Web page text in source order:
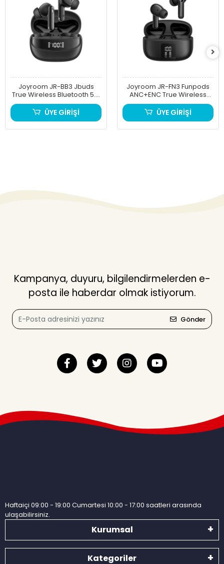
Joyroom JR-BB3 Jbuds
True Wireless Bluetooth 5.4
Kulaklık
ÜYE GİRİŞİ
Joyroom JR-FN3 Funpods
ANC+ENC True Wireless
Kablosuz Kulaklık
ÜYE GİRİŞİ
Kampanya, duyuru, bilgilendirmelerden e-
posta ile haberdar olmak istiyorum.
Gönder
Haftaiçi 09:00 - 19:00 Cumartesi 10:00 - 17:00 saatleri arasında
ulaşabilirsiniz.
Kurumsal
Kategoriler